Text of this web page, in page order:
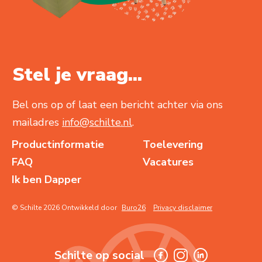
Stel je vraag...
Bel ons op of laat een bericht achter via ons
mailadres info@schilte.nl.
Productinformatie
Toelevering
FAQ
Vacatures
Ik ben Dapper
© Schilte 2026 Ontwikkeld door Buro26 Privacy disclaimer
Schilte op social